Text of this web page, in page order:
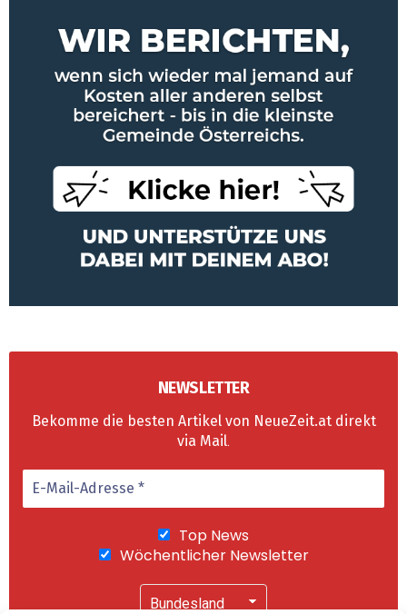
NEWSLETTER
Bekomme die besten Artikel von NeueZeit.at direkt
via Mail.
Top News
Wöchentlicher Newsletter